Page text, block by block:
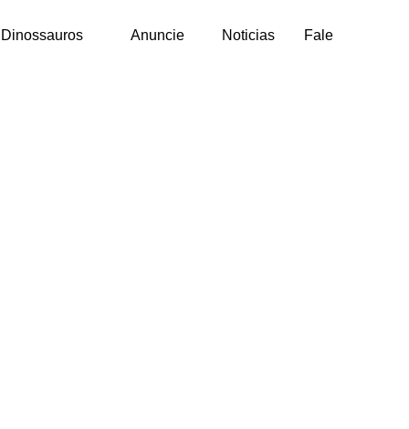
Dinossauros Anuncie Noticias Fale